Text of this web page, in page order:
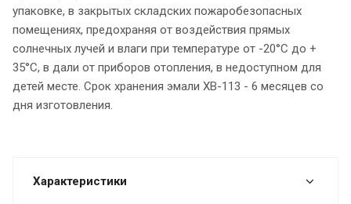
упаковке, в закрытых складских пожаробезопасных
помещениях, предохраняя от воздействия прямых
солнечных лучей и влаги при температуре от -20°С до +
35°С, в дали от приборов отопления, в недоступном для
детей месте. Срок хранения эмали ХВ-113 - 6 месяцев со
дня изготовления.
Характеристики